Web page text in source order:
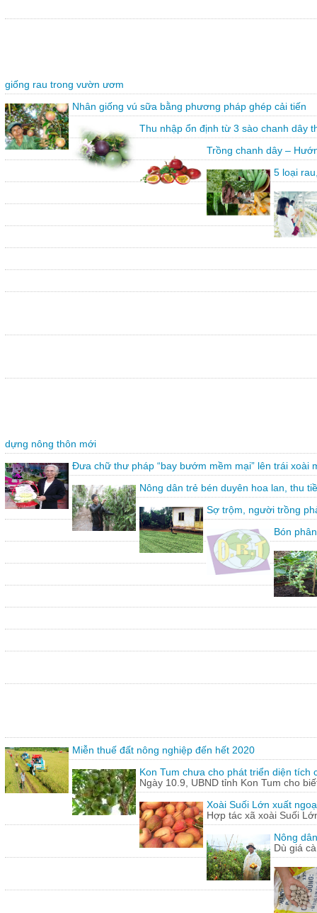
giống rau trong vườn ươm
Nhân giống vú sữa bằng phương pháp ghép cải tiến
Thu nhập ổn định từ 3 sào chanh dây
Trồng chanh dây –
5 loại
dựng nông thôn mới
Đưa chữ thư pháp “bay bướm mềm mại” lên trái xoài
Nông dân trẻ bén duyên hoa lan, thu
Sợ trộm, người trồng
Bón
Miễn thuế đất nông nghiệp đến hết 2020
Kon Tum chưa cho phát triển diện tích
Ngày 10.9, UBND tỉnh Kon Tum cho
Xoài Suối Lớn xuất
Hợp tác xã xoài Suối
Nông
Dù giá